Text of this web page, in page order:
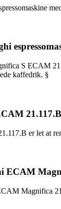
S ECAM
kaffedrik. §
er let at
ECAM
Magnifica